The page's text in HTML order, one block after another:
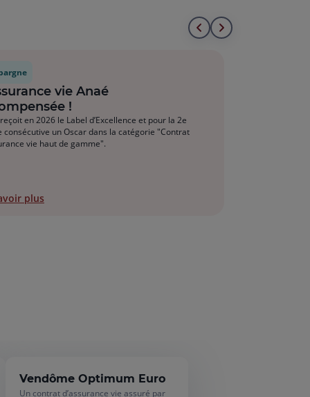
AllerAller
vie Anaé
!
en 2026 le Label d’Excellence et pour la 2e
consécutive un Oscar dans la catégorie "Contrat
vie haut de gamme".
plus
Vendôme Optimum Euro
Un contrat d’assurance vie assuré par